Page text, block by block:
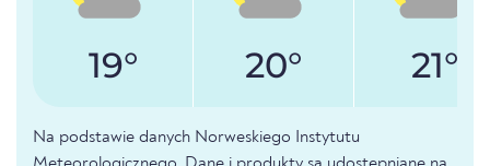
19° 20° 21°
Na podstawie danych Norweskiego Instytutu